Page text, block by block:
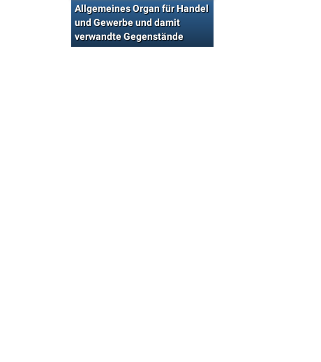
Allgemeines Organ für Handel
und Gewerbe und damit
verwandte Gegenstände